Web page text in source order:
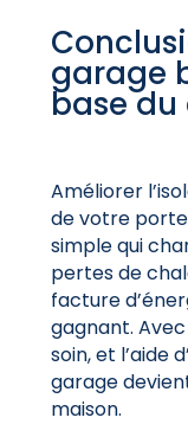
garage
base
Améliorer
de votre porte
simple qui
pertes de
facture
gagnant.
soin, et l’aide
garage
maison.